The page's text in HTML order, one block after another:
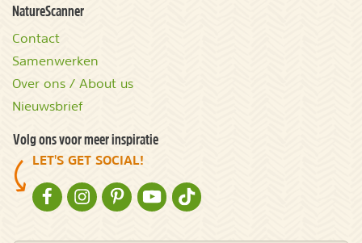
NatureScanner
Contact
Samenwerken
Over ons / About us
Nieuwsbrief
Volg ons voor meer inspiratie
LET'S GET SOCIAL!
NATURESCANNER OP FACEBOOK
NATURESCANNER OP INSTAGRAM
NATURESCANNER OP PINTEREST
NATURESCANNER OP YOUTUBE
NATURESCANNER OP TIKTOK